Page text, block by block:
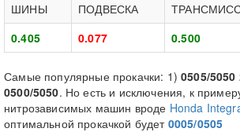
ШИНЫ
ПОДВЕСКА
0.405
0.077 0.500
Самые популярные прокачки: 1)0505/5050
0500/5050. Но есть и исключения, к
нитрозависимых машин вроде Honda
оптимальной прокачкой будет 0005/0505